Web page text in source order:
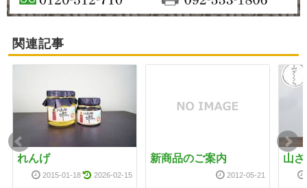
関連記事
れんげ
2015-01-18 2026-02-15
新商品のご案内
2012-05-21
山